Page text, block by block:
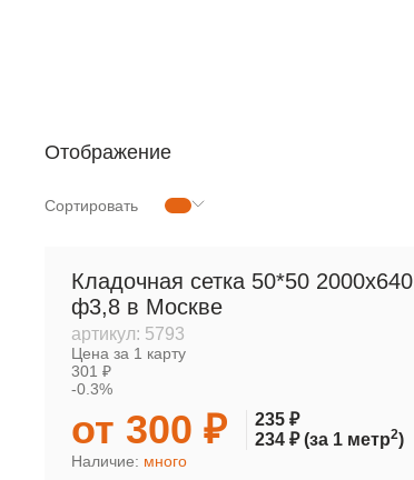
Отображение
Сортировать
Кладочная сетка 50*50 2000х640
ф3,8 в Москве
артикул: 5793
Цена за 1 карту
301 ₽
-0.3%
от 300 ₽
235 ₽
234 ₽(за 1 метр2)
Наличие: много